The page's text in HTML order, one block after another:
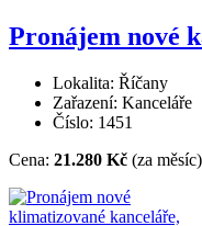
Pronájem nové
Lokalita: Říčany
Zařazení: Kanceláře
Číslo: 1451
Cena: 21.280 Kč (za měsíc)